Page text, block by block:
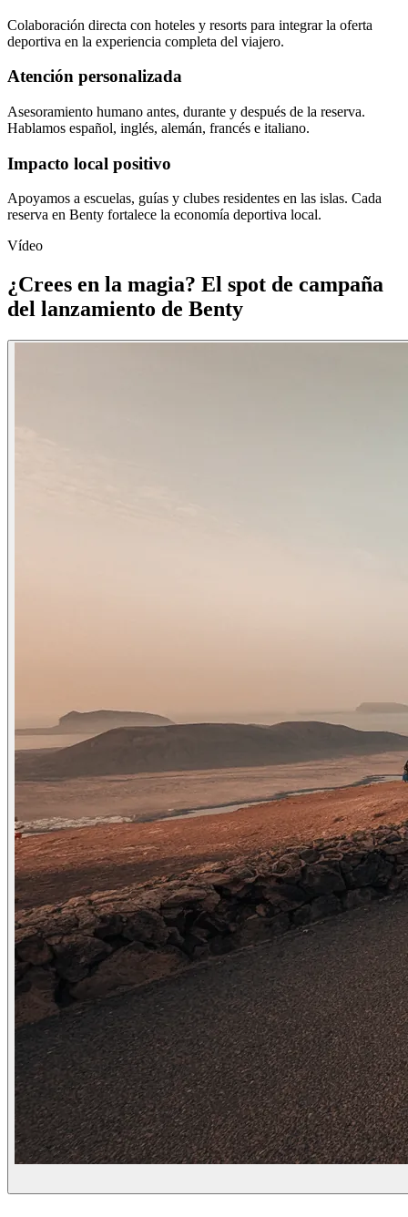
Colaboración directa con hoteles y resorts para integrar la oferta
deportiva en la experiencia completa del viajero.
Atención personalizada
Asesoramiento humano antes, durante y después de la reserva.
Hablamos español, inglés, alemán, francés e italiano.
Impacto local positivo
Apoyamos a escuelas, guías y clubes residentes en las islas. Cada
reserva en Benty fortalece la economía deportiva local.
Vídeo
¿Crees en la magia? El spot de campaña
del lanzamiento de Benty